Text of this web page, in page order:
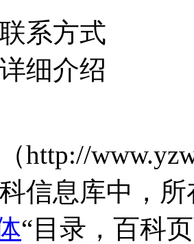
系方式
细介绍
http://
信息库中，
“目录，百科